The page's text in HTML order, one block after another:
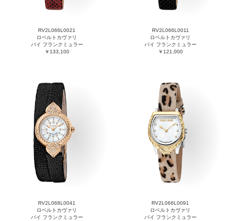
RV2L066L0021
ロベルトカヴァリ
バイ フランクミュラー
￥133,100
RV2L066L0011
ロベルトカヴァリ
バイ フランクミュラー
￥121,000
RV2L068L0041
ロベルトカヴァリ
バイ フランクミュラー
RV2L066L0091
ロベルトカヴァリ
バイ フランクミュラー